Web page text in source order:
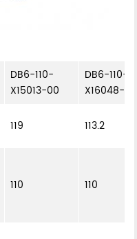
DB6-110-
X15013-00
DB6-110-
X16048-00
119 113.2
110 110